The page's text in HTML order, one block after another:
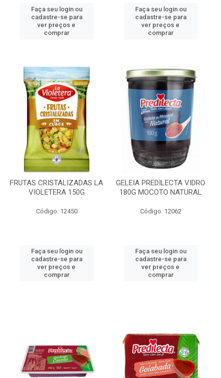
Faça seu login ou
cadastre-se para
ver preços e
comprar
Faça seu login ou
cadastre-se para
ver preços e
comprar
FRUTAS CRISTALIZADAS LA
VIOLETERA 150G
Código: 12450
Faça seu login ou
cadastre-se para
ver preços e
comprar
GELEIA PREDILECTA VIDRO
180G MOCOTO NATURAL
Código: 12062
Faça seu login ou
cadastre-se para
ver preços e
comprar